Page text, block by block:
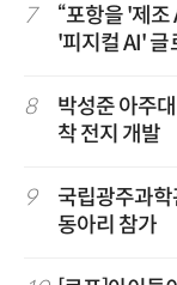
7
“포항을 '제
'피지컬 AI' 글
8
박성준 아주
착 전지 개발
9
국립광주과
동아리 참가